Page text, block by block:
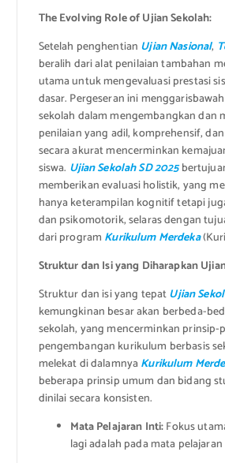
The Evolving Role of Ujian Sekolah:
Setelah penghentian Ujian Nasional,
beralih dari alat penilaian tambahan
utama untuk mengevaluasi prestasi
dasar. Pergeseran ini
sekolah dalam mengembangkan dan
penilaian yang adil, komprehensif,
secara akurat mencerminkan
siswa. Ujian Sekolah SD 2025
memberikan evaluasi holistik, yang
hanya keterampilan kognitif tetapi
dan psikomotorik, selaras dengan
dari program Kurikulum Merdeka
Struktur dan Isi yang Diharapkan
Struktur dan isi yang tepatUjian
kemungkinan besar akan berbeda-
sekolah, yang mencerminkan prinsip-
pengembangan kurikulum berbasis
melekat di dalamnyaKurikulum
beberapa prinsip umum dan bidang
dinilai secara konsisten.
Mata Pelajaran Inti:Fokus
lagi adalah pada mata